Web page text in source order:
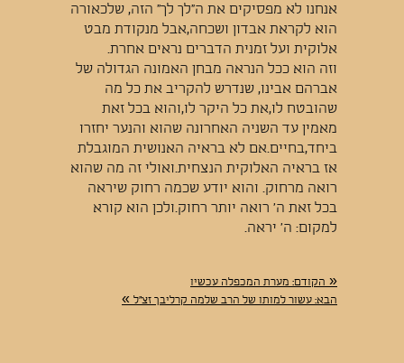
אנחנו לא מפסיקים את ה"לך לך" הזה, שלכאורה
הוא לקראת אבדון ושכחה,אבל מנקודת מבט
אלוקית ועל זמנית הדברים נראים אחרת.
וזה הוא ככל הנראה מבחן האמונה הגדולה של
אברהם אבינו, שנדרש להקריב את כל מה
שהובטח לו,את כל היקר לו,והוא בכל זאת
מאמין עד השניה האחרונה שהוא והנער יחזרו
ביחד,בחיים.אם לא בראיה האנושית המוגבלת
אז בראיה האלוקית הנצחית.ואולי זה מה שהוא
רואה מרחוק. והוא יודע שכמה רחוק שיראה
בכל זאת ה’ רואה יותר רחוק.ולכן הוא קורא
למקום: ה’ יראה.
« הקודם: מערת המכפלה עכשיו
הבא: עשור למותו של הרב שלמה קרליבך זצ"ל »